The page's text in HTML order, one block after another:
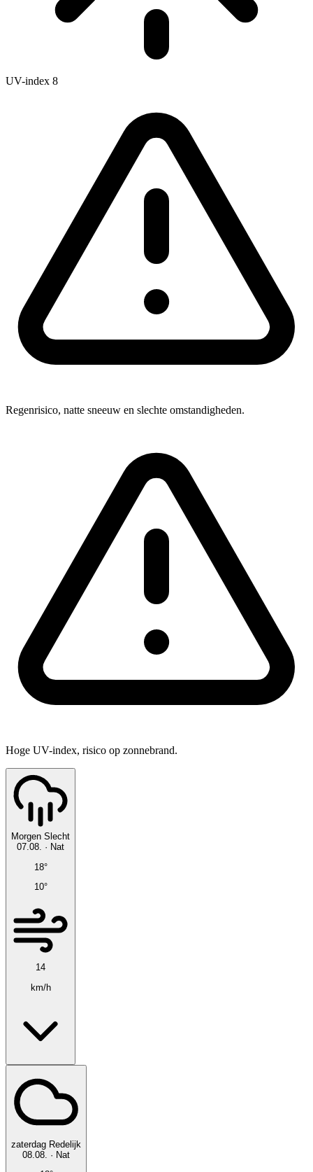
UV-index 8
Regenrisico, natte sneeuw en slechte omstandigheden.
Hoge UV-index, risico op zonnebrand.
Morgen Slecht
07.08. · Nat
18°
10°
14
km/h
zaterdag Redelijk
08.08. · Nat